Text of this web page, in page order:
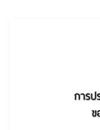
ก.ค.ศ. อนุมัติ
และเลื่อนเป็
(สพฐ.) โมดูล
และการประ